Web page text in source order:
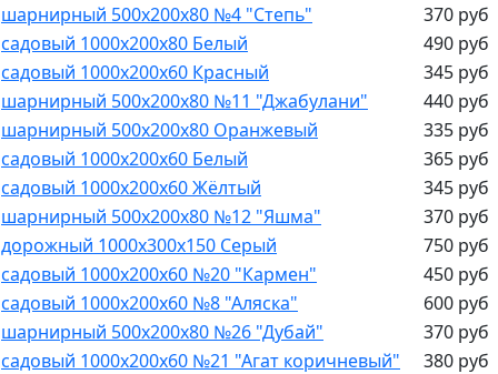
шарнирный 500х200х80 №4 "Степь"
370 руб
садовый 1000х200х80 Белый
490 руб
садовый 1000х200х60 Красный
345 руб
шарнирный 500х200х80 №11 "Джабулани"
440 руб
шарнирный 500х200х80 Оранжевый
335 руб
садовый 1000х200х60 Белый
365 руб
садовый 1000х200х60 Жёлтый
345 руб
шарнирный 500х200х80 №12 "Яшма"
370 руб
дорожный 1000х300х150 Серый
750 руб
садовый 1000х200х60 №20 "Кармен"
450 руб
садовый 1000х200х60 №8 "Аляска"
600 руб
шарнирный 500х200х80 №26 "Дубай"
370 руб
садовый 1000х200х60 №21 "Агат коричневый"
380 руб